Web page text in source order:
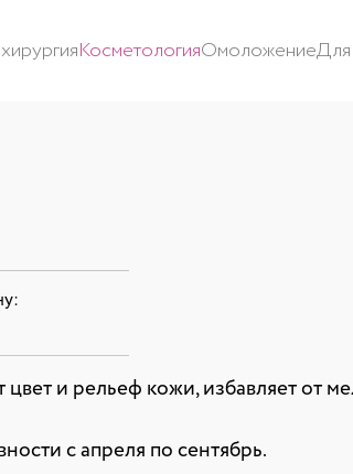
КосметологияОмоложение
и рельеф кожи, избавляет от
с апреля по сентябрь.